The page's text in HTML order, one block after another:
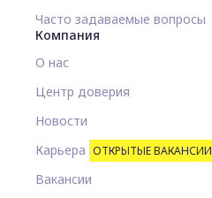
Часто задаваемые вопросы
Компания
О нас
Центр доверия
Новости
Карьера ОТКРЫТЫЕ ВАКАНСИИ
Вакансии